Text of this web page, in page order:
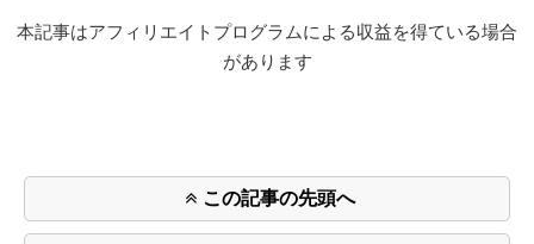
本記事はアフィリエイトプログラムによる収益を得ている場合
があります
この記事の先頭へ